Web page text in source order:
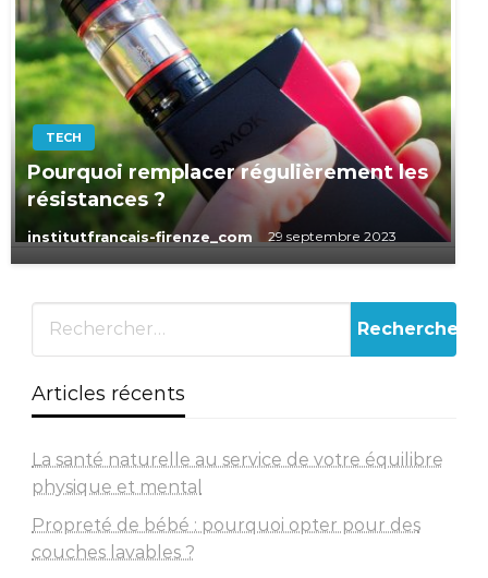
TECH
Pourquoi remplacer régulièrement les
résistances ?
institutfrancais-firenze_com 29 septembre 2023
Articles récents
La santé naturelle au service de votre équilibre
physique et mental
Propreté de bébé : pourquoi opter pour des
couches lavables ?